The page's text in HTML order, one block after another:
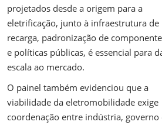
projetados desde a origem para a
eletrificação, junto à infraestrutura de
recarga, padronização de
e políticas públicas, é essencial para
escala ao mercado.
O painel também evidenciou que a
viabilidade da eletromobilidade exige
coordenação entre indústria, governo